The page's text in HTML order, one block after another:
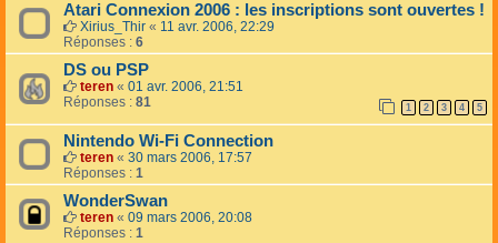
Atari Connexion 2006 : les inscriptions sont ouvertes !
Xirius_Thir « 11 avr. 2006, 22:29
Réponses : 6
DS ou PSP
teren « 01 avr. 2006, 21:51
Réponses : 81 1 2 3 4 5
Nintendo Wi-Fi Connection
teren « 30 mars 2006, 17:57
Réponses : 1
WonderSwan
teren « 09 mars 2006, 20:08
Réponses : 1